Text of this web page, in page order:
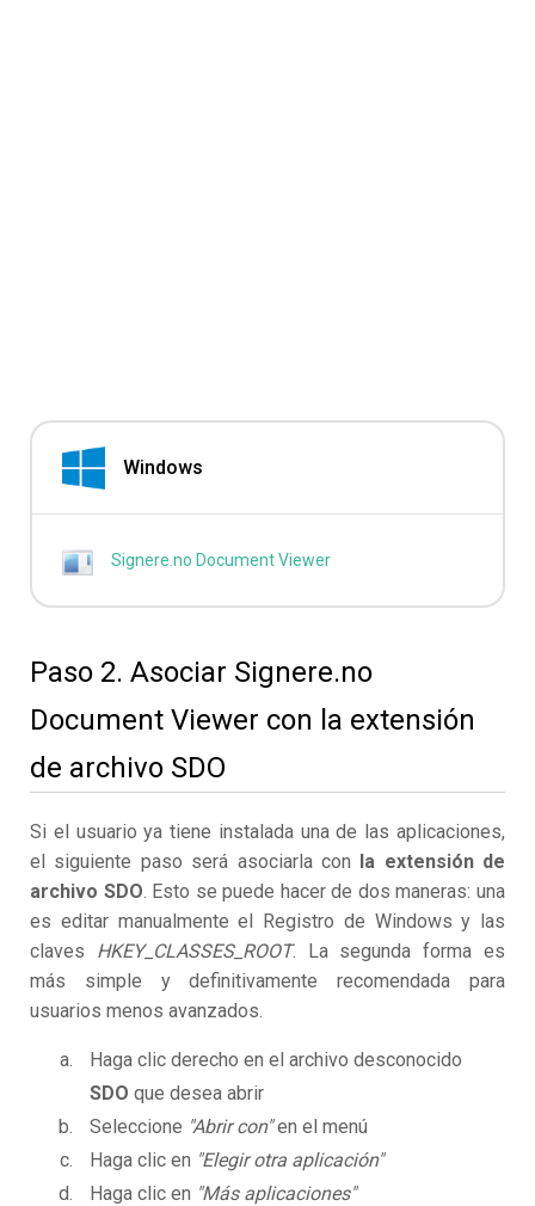
Windows
Signere.no Document Viewer
Paso 2. Asociar Signere.no
Document Viewer con la extensión
de archivo SDO
Si el usuario ya tiene instalada una de las aplicaciones,
el siguiente paso será asociarla con la extensión de
archivo SDO. Esto se puede hacer de dos maneras: una
es editar manualmente el Registro de Windows y las
claves HKEY_CLASSES_ROOT. La segunda forma es
más simple y definitivamente recomendada para
usuarios menos avanzados.
Haga clic derecho en el archivo desconocido
SDO que desea abrir
Seleccione "Abrir con"en el menú
Haga clic en "Elegir otra aplicación"
Haga clic en "Más aplicaciones"